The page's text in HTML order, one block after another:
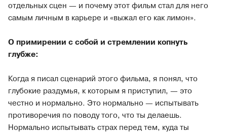
отдельных сцен — и почему этот фильм стал для него
самым личным в карьере и «выжал его как лимон».
О примирении с собой и стремлении копнуть
глубже:
Когда я писал сценарий этого фильма, я понял, что
глубокие раздумья, к которым я приступил, — это
честно и нормально. Это нормально — испытывать
противоречия по поводу того, что ты делаешь.
Нормально испытывать страх перед тем, куда ты